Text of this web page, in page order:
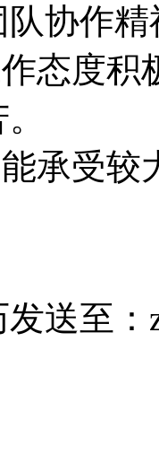
协作精
态度积
承受
送至：